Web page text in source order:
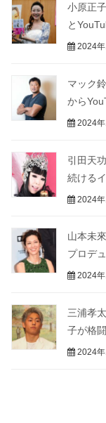
小原正
と
2024
マック
から
2024
引田天
続ける
2024
山本未
プロデ
2024
三浦孝
子が格
2024